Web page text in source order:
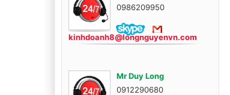
0986209950
kinhdoanh8@longnguyenvn.com
Mr Duy Long
0912290680